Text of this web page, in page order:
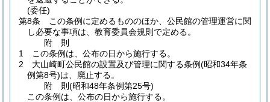
(委任)
第8条
この条例に定めるもののほか、公民館の管理運営に関
し必要な事項は、教育委員会規則で定める。
附 則
1
この条例は、公布の日から施行する。
2
大山崎町公民館の設置及び管理に関する条例(昭和34年条
例第8号)は、廃止する。
附 則(昭和48年条例第25号)
この条例は、公布の日から施行する。